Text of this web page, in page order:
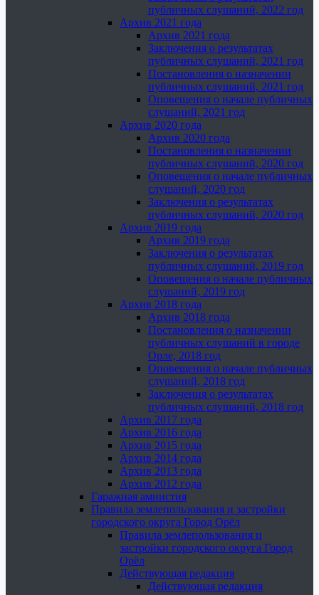
публичных слушаний, 2022 год
Архив 2021 года
Архив 2021 года
Заключения о результатах
публичных слушаний, 2021 год
Постановления о назначении
публичных слушаний, 2021 год
Оповещения о начале публичных
слушаний, 2021 год
Архив 2020 года
Архив 2020 года
Постановления о назначении
публичных слушаний, 2020 год
Оповещения о начале публичных
слушаний, 2020 год
Заключения о результатах
публичных слушаний, 2020 год
Архив 2019 года
Архив 2019 года
Заключения о результатах
публичных слушаний, 2019 год
Оповещения о начале публичных
слушаний, 2019 год
Архив 2018 года
Архив 2018 года
Постановления о назначении
публичных слушаний в городе
Орле, 2018 год
Оповещения о начале публичных
слушаний, 2018 год
Заключения о результатах
публичных слушаний, 2018 год
Архив 2017 года
Архив 2016 года
Архив 2015 года
Архив 2014 года
Архив 2013 года
Архив 2012 года
Гаражная амнистия
Правила землепользования и застройки
городского округа Город Орёл
Правила землепользования и
застройки городского округа Город
Орёл
Действующая редакция
Действующая редакция